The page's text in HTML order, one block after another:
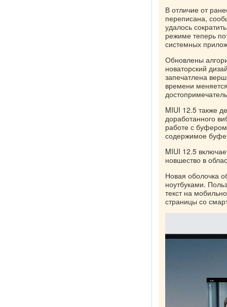
В отличие от
переписана,
удалось
режиме теперь
системных
Обновлены
новаторский
запечатлена
времени
MIUI 12.5 также
доработанного
работе с
содержимое
MIUI 12.5
новшество в
Новая оболочка
ноутбуками.
текст на
страницы со